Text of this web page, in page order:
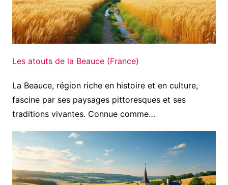
Les atouts de la Beauce (France)
La Beauce, région riche en histoire et en culture,
fascine par ses paysages pittoresques et ses
traditions vivantes. Connue comme…